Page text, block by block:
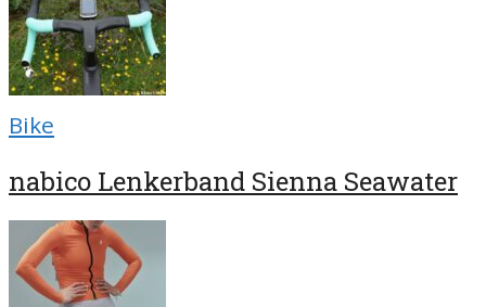
Bike
nabico Lenkerband Sienna Seawater